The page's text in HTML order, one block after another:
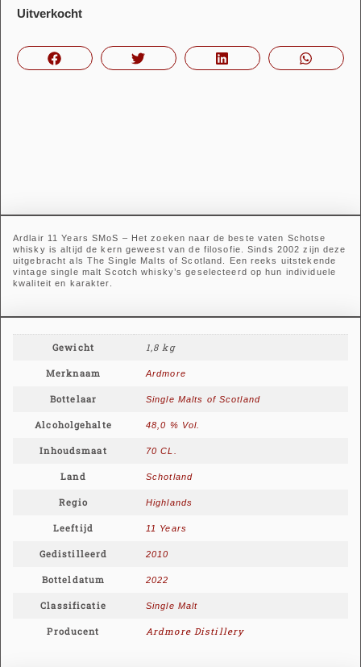
Uitverkocht
Ardlair 11 Years SMoS – Het zoeken naar de beste vaten Schotse
whisky is altijd de kern geweest van de filosofie. Sinds 2002 zijn deze
uitgebracht als The Single Malts of Scotland. Een reeks uitstekende
vintage single malt Scotch whisky’s geselecteerd op hun individuele
kwaliteit en karakter.
Gewicht 1,8 kg
Merknaam Ardmore
Bottelaar Single Malts of Scotland
Alcoholgehalte 48,0 % Vol.
Inhoudsmaat 70 CL.
Land Schotland
Regio Highlands
Leeftijd 11 Years
Gedistilleerd 2010
Botteldatum 2022
Classificatie Single Malt
Producent Ardmore Distillery